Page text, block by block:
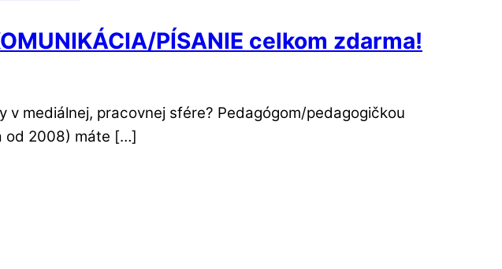
PÍSANIE celkom zdarma!
mediálnej, pracovnej sfére? Pedagógom/pedagogičkou
od 2008) máte […]